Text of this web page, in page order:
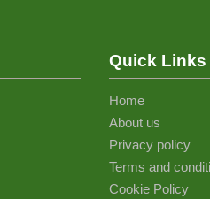
Quick Links
Home
About us
Privacy policy
Terms and
Cookie Policy